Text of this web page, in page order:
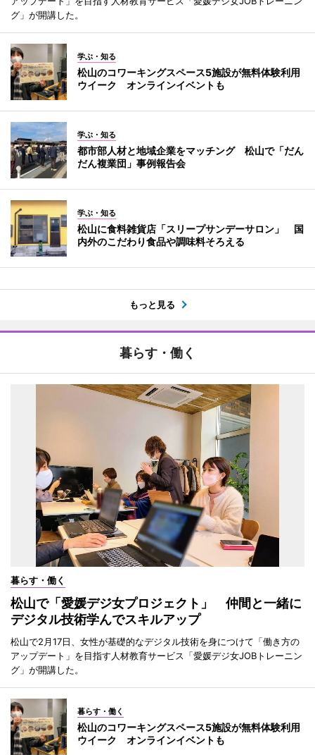
グ」が開講した。
学ぶ・知る
松山のコワーキングスペース5施設が無料体験利用
ウイーク オンラインイベントも
学ぶ・知る
都市部人材と地域企業をマッチング 松山で「だん
だん複業団」事例報告会
学ぶ・知る
松山に食料雑貨店「スリープサンデーサロン」 国
内外のこだわり食品や調味料そろえる
もっと見る
暮らす・働く
暮らす・働く
松山で「愛媛デジ女プロジェクト」 仲間と一緒に
デジタル技術学んでスキルアップ
松山で2月17日、女性が基礎的なデジタル技術を身につけて「働き方の
アップデート」を目指す人材教育サービス「愛媛デジ女JOBトレーニン
グ」が開講した。
暮らす・働く
松山のコワーキングスペース5施設が無料体験利用
ウイーク オンラインイベントも